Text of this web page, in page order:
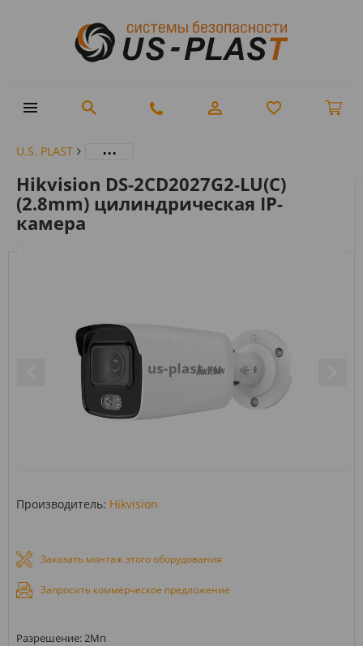
U.S. PLAST ...
Hikvision DS-2CD2027G2-LU(C)
(2.8mm) цилиндрическая IP-
камера
Производитель: Hikvision
Заказать монтаж этого оборудования
Запросить коммерческое предложение
Разрешение: 2Мп